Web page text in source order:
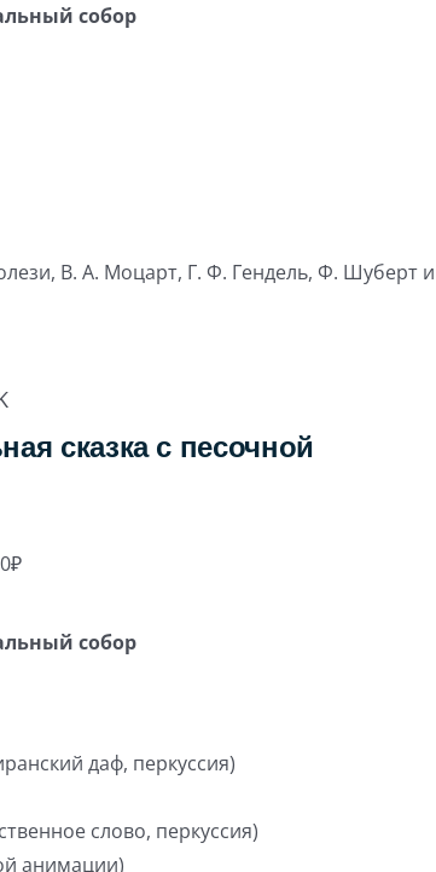
собор
В. А. Моцарт, Г. Ф. Гендель, Ф. Шуберт и
сказка с песочной
собор
даф, перкуссия)
слово, перкуссия)
анимации)